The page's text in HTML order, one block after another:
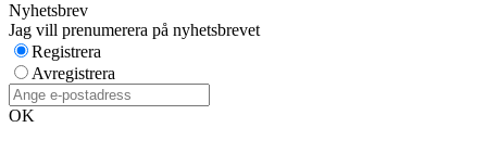
Nyhetsbrev
Jag vill prenumerera på nyhetsbrevet
Registrera
Avregistrera
OK